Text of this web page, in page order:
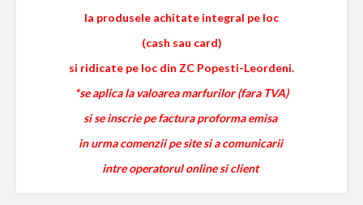
la produsele achitate integral pe loc
(cash sau card)
si ridicate pe loc din ZC Popesti-Leordeni.
*se aplica la valoarea marfurilor (fara TVA)
si se inscrie pe factura proforma emisa
in urma comenzii pe site si a comunicarii
intre operatorul online si client